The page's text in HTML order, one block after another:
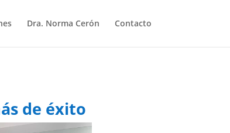
Dra. Norma Cerón Contacto
de éxito